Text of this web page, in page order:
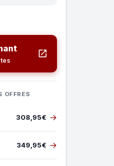
OFFRES
308,95€ →
349,95€ →